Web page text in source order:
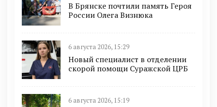
В Брянске почтили память Героя
России Олега Визнюка
6 августа 2026, 15:29
Новый специалист в отделении
скорой помощи Суражской ЦРБ
6 августа 2026, 15:19